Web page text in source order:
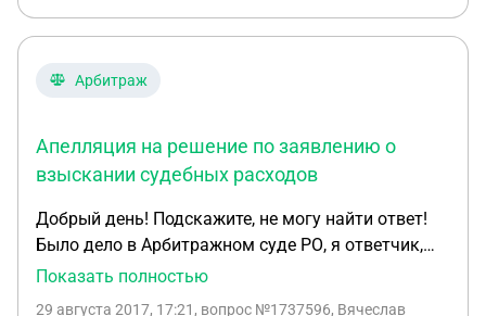
осуществление процессуальных и иных действий,
возражения на апелляционную жалобу,
подготовка ходатайства о взыскании расходов; 2.
7 000 р. - представление интересов в краевом
Обоснованный ли размер расходов заявляем
Истец, с учетом того, что суды проходили в г.
2. Как можно уменьшить размер расходов, с
учетом того, что ответчиками являются 2
пенсионера с суммарной пенсией в 15 т.р. в мес.
Арбитраж
Апелляция на решение по заявлению о
взыскании судебных расходов
Добрый день! Подскажите, не могу найти ответ!
Было дело в Арбитражном суде РО, я ответчик,
иск истец выиграл. После вступления решения в
Показать полностью
29 августа 2017, 17:21 , вопрос №1737596, Вячеслав